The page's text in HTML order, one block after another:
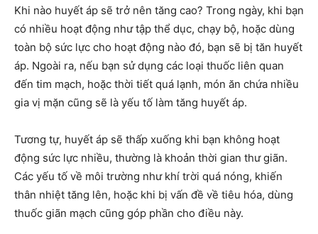
Khi nào huyết áp sẽ trở nên tăng cao? Trong ngày, khi bạn
có nhiều hoạt động như tập thể dục, chạy bộ, hoặc dùng
toàn bộ sức lực cho hoạt động nào đó, bạn sẽ bị tăn huyết
áp. Ngoài ra, nếu bạn sử dụng các loại thuốc liên quan
đến tim mạch, hoặc thời tiết quá lạnh, món ăn chứa nhiều
gia vị mặn cũng sẽ là yếu tố làm tăng huyết áp.
Tương tự, huyết áp sẽ thấp xuống khi bạn không hoạt
động sức lực nhiều, thường là khoản thời gian thư giãn.
Các yếu tố về môi trường như khí trời quá nóng, khiến
thân nhiệt tăng lên, hoặc khi bị vấn đề về tiêu hóa, dùng
thuốc giãn mạch cũng góp phần cho điều này.